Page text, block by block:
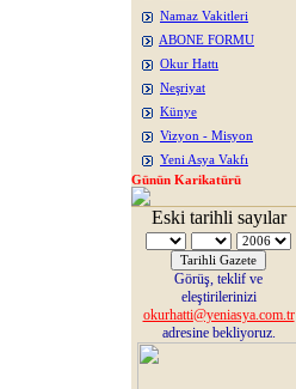
Namaz Vakitleri
ABONE FORMU
Okur Hattı
Neşriyat
Künye
Vizyon - Misyon
Yeni Asya Vakfı
Günün Karikatürü
Eski tarihli sayılar
Görüş, teklif ve
eleştirilerinizi
okurhatti@yeniasya.com.tr
adresine bekliyoruz.